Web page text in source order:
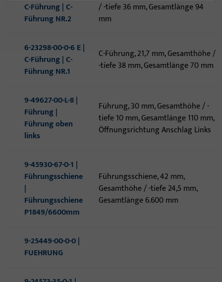
C-Führung | C-
Führung NR.2
/ -tiefe 36 mm, Gesamtlänge 94
mm
6-23298-00-0-6 E |
C-Führung | C-
Führung NR.1
C-Führung, 21,7 mm, Gesamthöhe /
-tiefe 38 mm, Gesamtlänge 70 mm
9-49627-00-L-8 |
Führung |
Führung oben
links
Führung, 30 mm, Gesamthöhe / -
tiefe 10 mm, Gesamtlänge 110 mm,
Öffnungsrichtung Anschlag Links
9-45930-67-0-1 |
Führungsschiene
|
Führungsschiene
P1849/6600mm
Führungsschiene, 42 mm,
Gesamthöhe / -tiefe 24,5 mm,
Gesamtlänge 6.600 mm
9-25449-00-0-0 |
FUEHRUNG